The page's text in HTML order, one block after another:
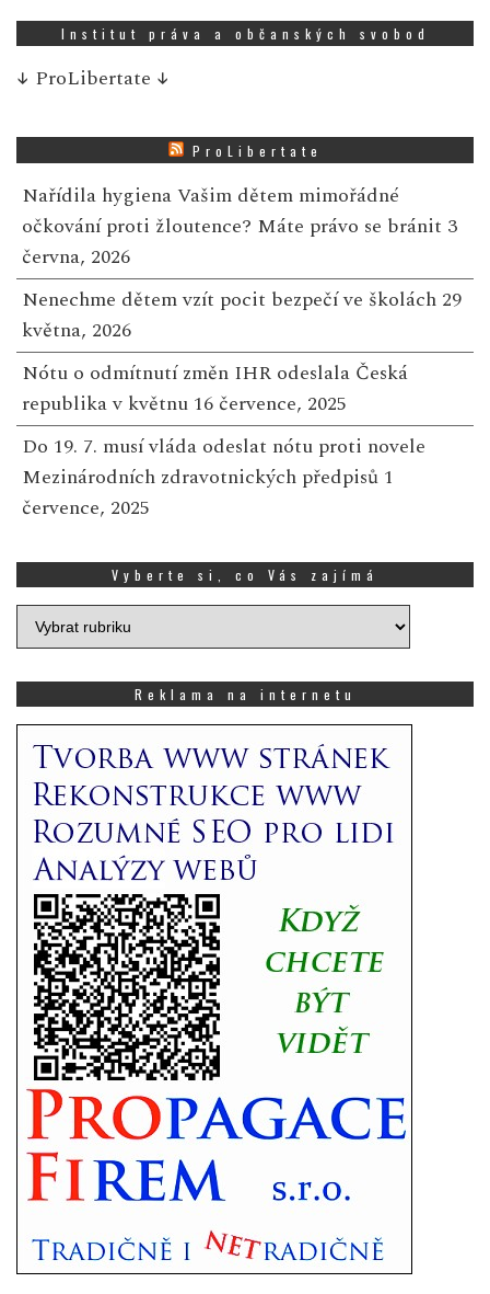
Institut práva a občanských svobod
↓ ProLibertate ↓
ProLibertate
Nařídila hygiena Vašim dětem mimořádné
očkování proti žloutence? Máte právo se bránit 3
června, 2026
Nenechme dětem vzít pocit bezpečí ve školách 29
května, 2026
Nótu o odmítnutí změn IHR odeslala Česká
republika v květnu 16 července, 2025
Do 19. 7. musí vláda odeslat nótu proti novele
Mezinárodních zdravotnických předpisů 1
července, 2025
Vyberte si, co Vás zajímá
Vyberte
si,
zajímá
Reklama na internetu